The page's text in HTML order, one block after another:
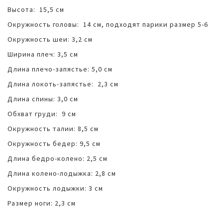
Высота: 15,5 см
Окружность головы: 14 см, подходят парики размер 5-6
Окружность шеи: 3,2 см
Ширина плеч: 3,5 см
Длина плечо-запястье: 5,0 см
Длина локоть-запястье: 2,3 см
Длина спины: 3,0 см
Обхват груди: 9 см
Окружность талии: 8,5 см
Окружность бедер: 9,5 см
Длина бедро-колено: 2,5 см
Длина колено-лодыжка: 2,8 см
Окружность лодыжки: 3 см
Размер ноги: 2,3 см